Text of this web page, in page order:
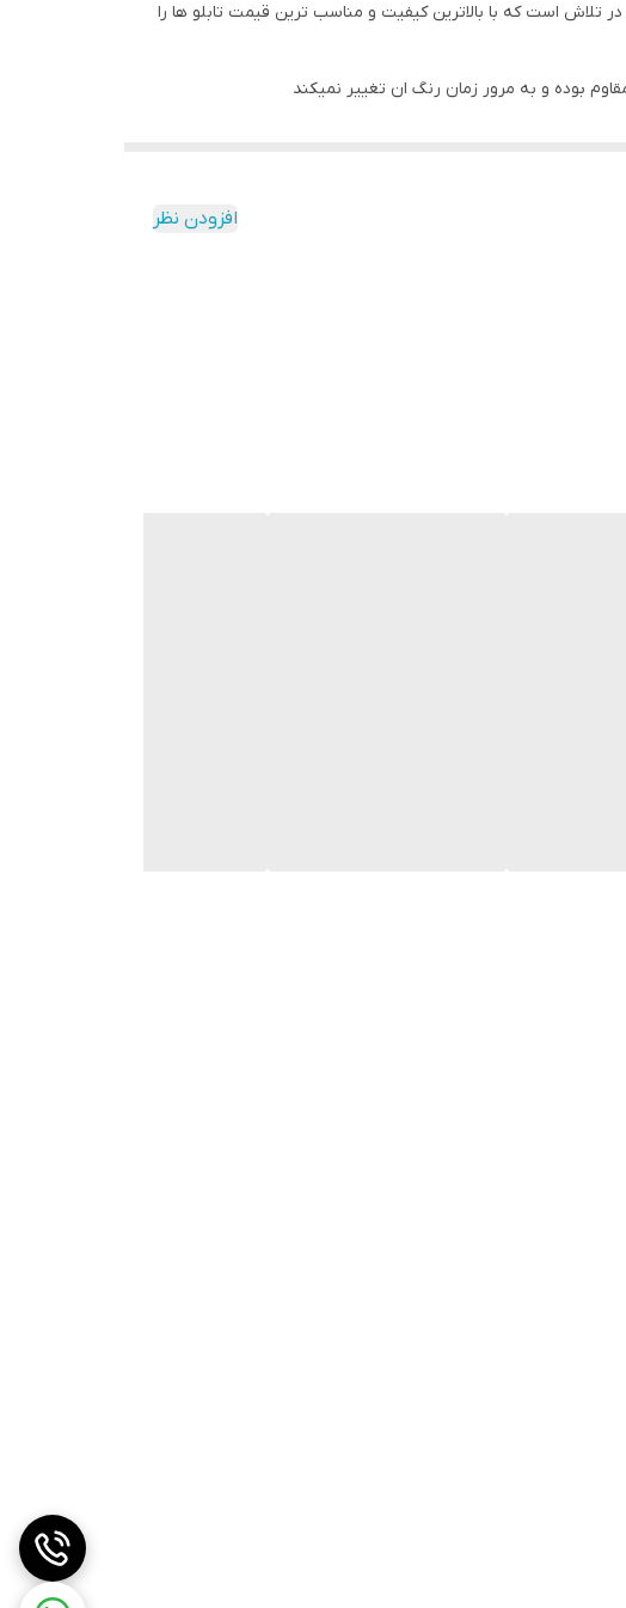
است که با بالاترین کیفیت و مناسب ترین قیمت تابلو ها را
بوده و به مرور زمان رنگ ان تغییر نمیکند
افزودن نظر